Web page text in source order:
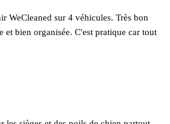
WeCleaned sur 4 véhicules. Très bon
et bien organisée. C'est pratique car tout